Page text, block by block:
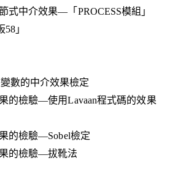
中介效果—「PROCESS模組」
」
數的中介效果檢定
的檢驗—使用Lavaan程式碼的效果
的檢驗—Sobel檢定
的檢驗—拔靴法